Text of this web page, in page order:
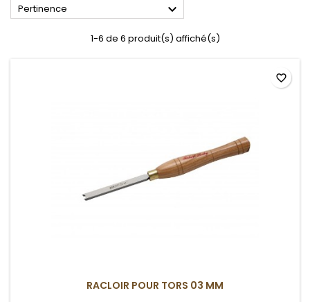
Pertinence 
1-6 de 6 produit(s) affiché(s)
RACLOIR POUR TORS 03 MM
favorite_border